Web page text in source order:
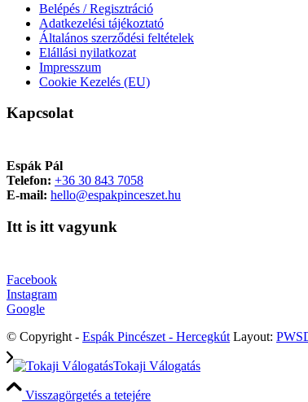
Belépés / Regisztráció
Adatkezelési tájékoztató
Általános szerződési feltételek
Elállási nyilatkozat
Impresszum
Cookie Kezelés (EU)
Kapcsolat
Espák Pál
Telefon: +36 30 843 7058
E-mail: hello@espakpinceszet.hu
Itt is itt vagyunk
Facebook
Instagram
Google
© Copyright - Espák Pincészet - Hercegkút Layout:
Tokaji Válogatás
Visszagörgetés a tetejére